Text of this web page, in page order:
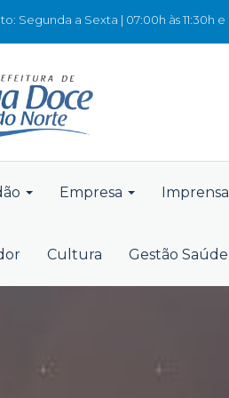
Segunda a Sexta | 07:00h às 11:30h e
Empresa Imprensa
Cultura Gestão Saúde